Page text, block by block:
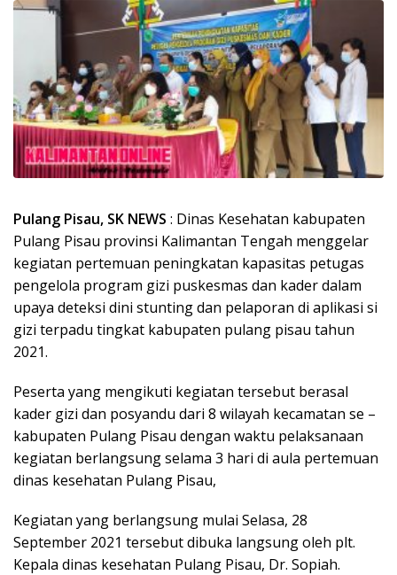
Pulang Pisau, SK NEWS : Dinas Kesehatan kabupaten
Pulang Pisau provinsi Kalimantan Tengah menggelar
kegiatan pertemuan peningkatan kapasitas petugas
pengelola program gizi puskesmas dan kader dalam
upaya deteksi dini stunting dan pelaporan di aplikasi si
gizi terpadu tingkat kabupaten pulang pisau tahun
2021.
Peserta yang mengikuti kegiatan tersebut berasal
kader gizi dan posyandu dari 8 wilayah kecamatan se –
kabupaten Pulang Pisau dengan waktu pelaksanaan
kegiatan berlangsung selama 3 hari di aula pertemuan
dinas kesehatan Pulang Pisau,
Kegiatan yang berlangsung mulai Selasa, 28
September 2021 tersebut dibuka langsung oleh plt.
Kepala dinas kesehatan Pulang Pisau, Dr. Sopiah.